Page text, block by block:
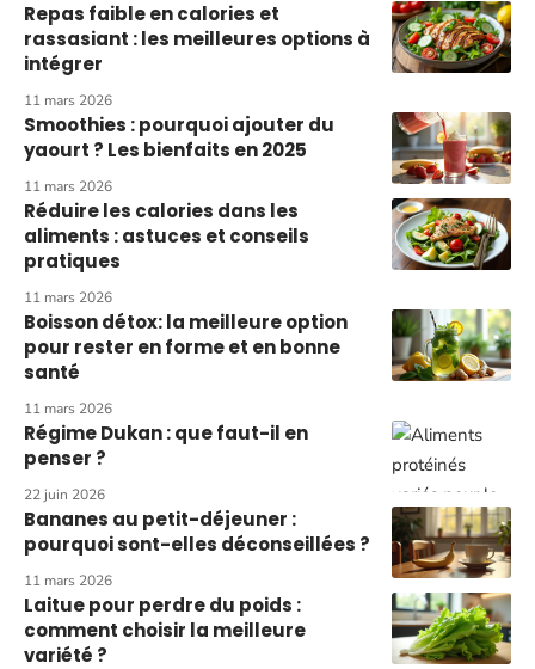
Repas faible en calories et
rassasiant : les meilleures options à
intégrer
11 mars 2026
Smoothies : pourquoi ajouter du
yaourt ? Les bienfaits en 2025
11 mars 2026
Réduire les calories dans les
aliments : astuces et conseils
pratiques
11 mars 2026
Boisson détox: la meilleure option
pour rester en forme et en bonne
santé
11 mars 2026
Régime Dukan : que faut-il en
penser ?
22 juin 2026
Bananes au petit-déjeuner :
pourquoi sont-elles déconseillées ?
11 mars 2026
Laitue pour perdre du poids :
comment choisir la meilleure
variété ?